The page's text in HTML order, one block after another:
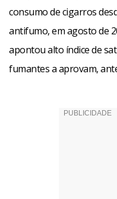
consumo de cigarros
antifumo, em agosto de
apontou alto índice de
fumantes a aprovam,